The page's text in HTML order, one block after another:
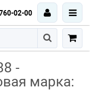
02-00
-
марка: